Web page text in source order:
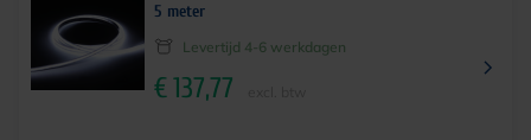
5 meter
Levertijd 4-6 werkdagen
€137,77